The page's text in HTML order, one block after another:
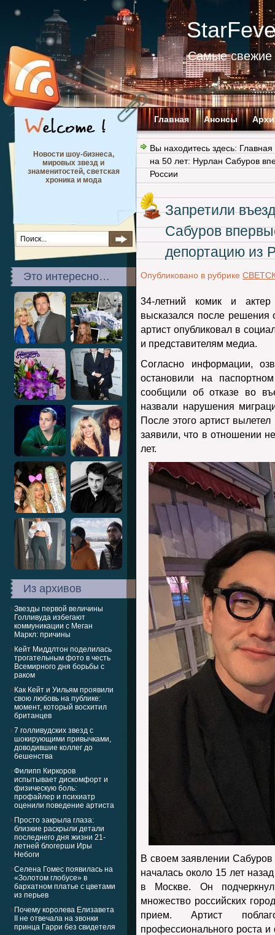
Самые свежие
Главная Анонсы
Новости шоу-бизнеса,
мировых звезд и
знаменитостей, светская
хроника и мода
Это интересно…
Из архивов
Звезды первой величины
Голливуда избегают
коммуникации с Меган
Маркл: причины
Кейт Миддлтон поделилась
трогательным фото в честь
Всемирного дня борьбы с
раком
Как Кейт и Уильям проявили
свою любовь на публике:
момент, который восхитил
британцев
7 голливудских звезд с
шокирующими привычками,
доводившие коллег до
бешенства
Филипп Киркоров
испытывает дискомфорт и
физическую боль:
профайлер и психиатр
оценили поведение артиста
Просто закрыла глаза:
близкие раскрыли детали
последнего дня жизни 21-
летней блогерши Иры
Небоги
Селена Гомес появилась на
«Золотом глобусе» в
бархатном платье с цветами
из перьев
Почему королева Елизавета
II не отвечала на звонки
принца Гарри без свидетеля
Вы находитесь здесь: Главная
на 50 лет: Нурлан Сабуров
России
Запретили
Сабуров
депортацию из
Опубликовано в рубрике
34-летний комик и
высказался после решения
артист опубликовал в
и представителям медиа.
Согласно информации,
остановили на
сообщили об отказе во
назвали нарушения
После этого артист
заявили, что в отношении
лет.
В своем заявлении Сабуров
началась около 15 лет
в Москве. Он
множество российских
прием. Артист
профессионального роста